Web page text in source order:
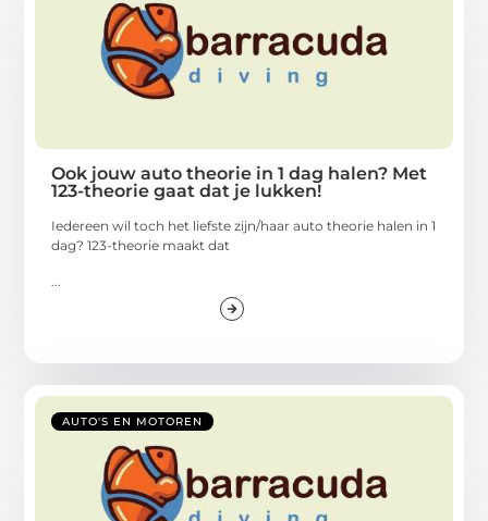
Ook jouw auto theorie in 1 dag halen? Met
123-theorie gaat dat je lukken!
Iedereen wil toch het liefste zijn/haar auto theorie halen in 1
dag? 123-theorie maakt dat
AUTO'S EN MOTOREN